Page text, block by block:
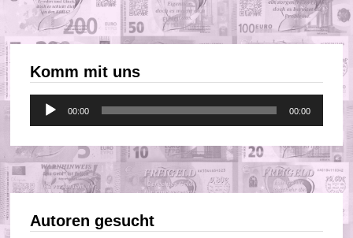
Komm mit uns
Audio-
Player
00:00 00:00
Autoren gesucht